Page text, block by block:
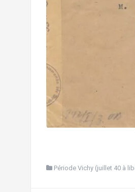
Période Vichy (juillet 40 à